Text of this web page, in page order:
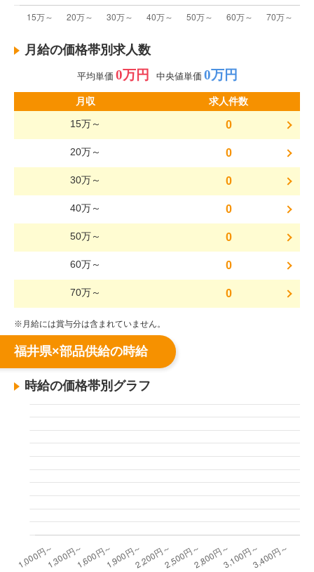
月給の価格帯別求人数
平均単価 0万円 中央値単価 0万円
月収
求人件数
15万～
0
20万～ 0
30万～ 0
40万～ 0
50万～ 0
60万～ 0
70万～ 0
※月給には賞与分は含まれていません。
福井県×部品供給の時給
時給の価格帯別グラフ